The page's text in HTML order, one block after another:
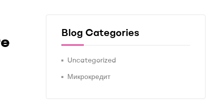
Blog Categories
Uncategorized
Микрокредит